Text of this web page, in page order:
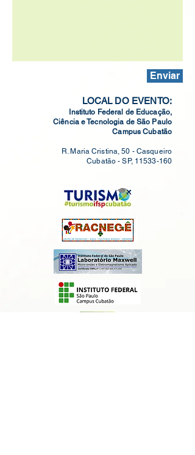
Enviar
LOCAL DO EVENTO:
Instituto Federal de Educação,
Ciência e Tecnologia de São Paulo
Campus Cubatão
R. Maria Cristina, 50 - Casqueiro
Cubatão - SP, 11533-160